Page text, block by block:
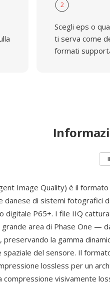
2
Scegli eps o
ti serva come
formati
Image Quality) è il
danese di sistemi fotografici
digitale P65+. I file IIQ
grande area di Phase One —
preservando la gamma
spaziale del sensore. Il
lossless per un
compressione visivamente